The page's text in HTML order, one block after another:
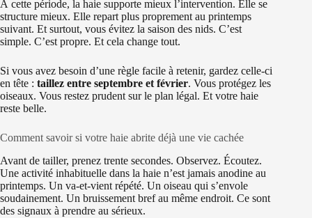
À cette période, la haie supporte mieux l’intervention. Elle se
structure mieux. Elle repart plus proprement au printemps
suivant. Et surtout, vous évitez la saison des nids. C’est
simple. C’est propre. Et cela change tout.
Si vous avez besoin d’une règle facile à retenir, gardez celle-ci
en tête : taillez entre septembre et février. Vous protégez les
oiseaux. Vous restez prudent sur le plan légal. Et votre haie
reste belle.
Comment savoir si votre haie abrite déjà une vie cachée
Avant de tailler, prenez trente secondes. Observez. Écoutez.
Une activité inhabituelle dans la haie n’est jamais anodine au
printemps. Un va-et-vient répété. Un oiseau qui s’envole
soudainement. Un bruissement bref au même endroit. Ce sont
des signaux à prendre au sérieux.